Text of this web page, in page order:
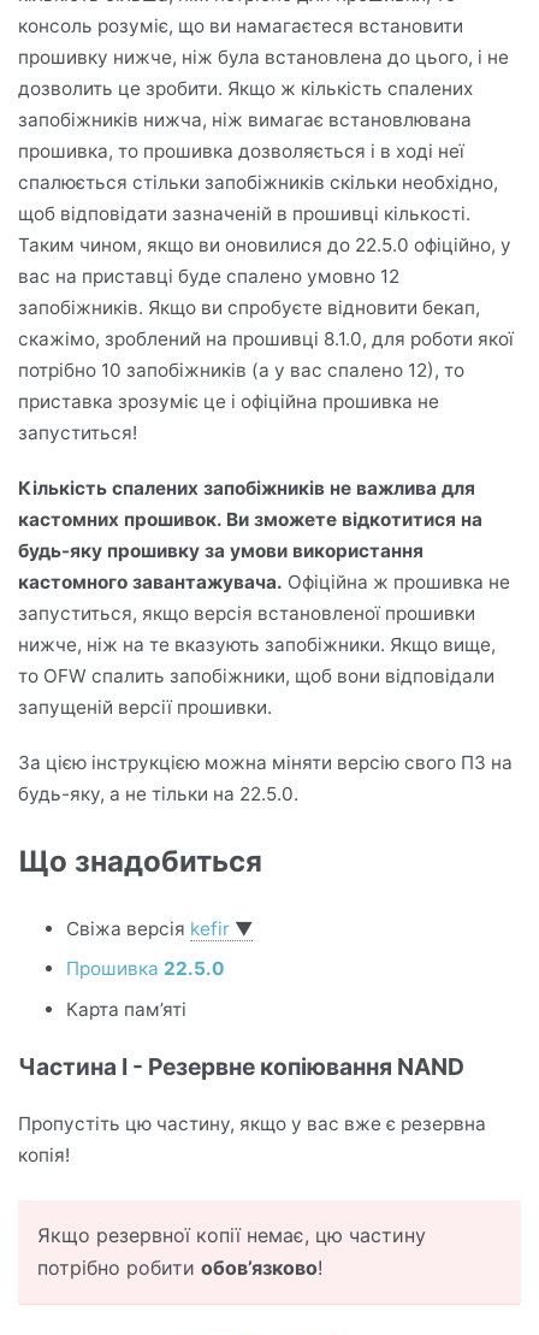
консоль розуміє, що ви намагаєтеся встановити
прошивку нижче, ніж була встановлена до цього, і не
дозволить це зробити. Якщо ж кількість спалених
запобіжників нижча, ніж вимагає встановлювана
прошивка, то прошивка дозволяється і в ході неї
спалюється стільки запобіжників скільки необхідно,
щоб відповідати зазначеній в прошивці кількості.
Таким чином, якщо ви оновилися до 22.5.0 офіційно, у
вас на приставці буде спалено умовно 12
запобіжників. Якщо ви спробуєте відновити бекап,
скажімо, зроблений на прошивці 8.1.0, для роботи якої
потрібно 10 запобіжників (а у вас спалено 12), то
приставка зрозуміє це і офіційна прошивка не
запуститься!
Кількість спалених запобіжників не важлива для
кастомних прошивок. Ви зможете відкотитися на
будь-яку прошивку за умови використання
кастомного завантажувача. Офіційна ж прошивка не
запуститься, якщо версія встановленої прошивки
нижче, ніж на те вказують запобіжники. Якщо вище,
то OFW спалить запобіжники, щоб вони відповідали
запущеній версії прошивки.
За цією інструкцією можна міняти версію свого ПЗ на
будь-яку, а не тільки на 22.5.0.
Що знадобиться
Свіжа версія kefir ▼
Прошивка 22.5.0
Карта пам’яті
Частина I - Резервне копіювання NAND
Пропустіть цю частину, якщо у вас вже є резервна
копія!
Якщо резервної копії немає, цю частину
потрібно робитиобов’язково!